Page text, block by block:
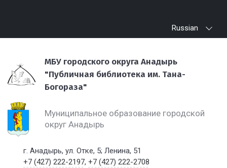
Russian
МБУ городского округа Анадырь
"Публичная библиотека им. Тана-
Богораза"
Муниципальное образование городской
округ Анадырь
г. Анадырь, ул. Отке, 5; Ленина, 51
+7 (427) 222-2197,+7 (427) 222-2708